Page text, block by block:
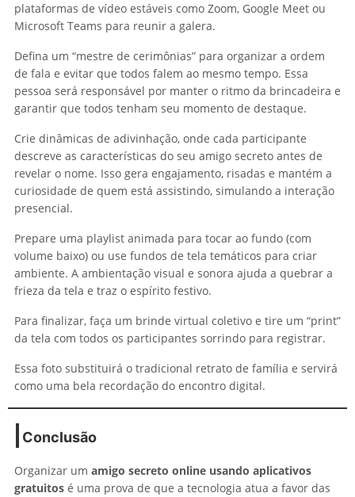
plataformas de vídeo estáveis como Zoom, Google Meet ou
Microsoft Teams para reunir a galera.
Defina um “mestre de cerimônias” para organizar a ordem
de fala e evitar que todos falem ao mesmo tempo. Essa
pessoa será responsável por manter o ritmo da brincadeira e
garantir que todos tenham seu momento de destaque.
Crie dinâmicas de adivinhação, onde cada participante
descreve as características do seu amigo secreto antes de
revelar o nome. Isso gera engajamento, risadas e mantém a
curiosidade de quem está assistindo, simulando a interação
presencial.
Prepare uma playlist animada para tocar ao fundo (com
volume baixo) ou use fundos de tela temáticos para criar
ambiente. A ambientação visual e sonora ajuda a quebrar a
frieza da tela e traz o espírito festivo.
Para finalizar, faça um brinde virtual coletivo e tire um “print”
da tela com todos os participantes sorrindo para registrar.
Essa foto substituirá o tradicional retrato de família e servirá
como uma bela recordação do encontro digital.
Conclusão
Organizar um amigo secreto online usando aplicativos
gratuitos é uma prova de que a tecnologia atua a favor das